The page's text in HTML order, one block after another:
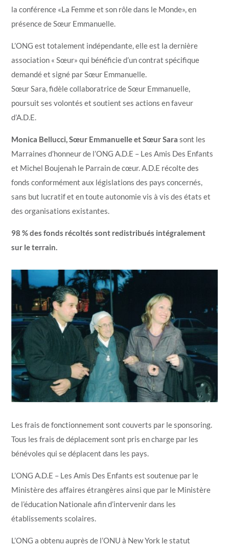
la conférence «La Femme et son rôle dans le Monde», en
présence de Sœur Emmanuelle.
L’ONG est totalement indépendante, elle est la dernière
association « Sœur» qui bénéficie d’un contrat spécifique
demandé et signé par Sœur Emmanuelle.
Sœur Sara, fidèle collaboratrice de Sœur Emmanuelle,
poursuit ses volontés et soutient ses actions en faveur
d’A.D.E.
Monica Bellucci, Sœur Emmanuelle et Sœur Sara sont les
Marraines d’honneur de l’ONG A.D.E – Les Amis Des Enfants
et Michel Boujenah le Parrain de cœur. A.D.E récolte des
fonds conformément aux législations des pays concernés,
sans but lucratif et en toute autonomie vis à vis des états et
des organisations existantes.
98 % des fonds récoltés sont redistribués intégralement
sur le terrain.
Les frais de fonctionnement sont couverts par le sponsoring.
Tous les frais de déplacement sont pris en charge par les
bénévoles qui se déplacent dans les pays.
L’ONG A.D.E – Les Amis Des Enfants est soutenue par le
Ministère des affaires étrangères ainsi que par le Ministère
de l’éducation Nationale afin d’intervenir dans les
établissements scolaires.
L’ONG a obtenu auprès de l’ONU à New York le statut